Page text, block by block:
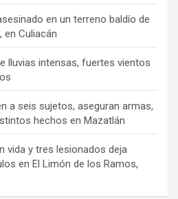
en un terreno baldío de
en Culiacán
lluvias intensas, fuertes vientos
a seis sujetos, aseguran armas,
hechos en Mazatlán
vida y tres lesionados deja
en El Limón de los Ramos,